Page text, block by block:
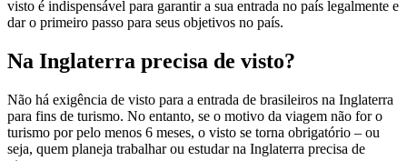
visto é indispensável para garantir a sua entrada no país legalmente e
dar o primeiro passo para seus objetivos no país.
Na Inglaterra precisa de visto?
Não há exigência de visto para a entrada de brasileiros na Inglaterra
para fins de turismo. No entanto, se o motivo da viagem não for o
turismo por pelo menos 6 meses, o visto se torna obrigatório – ou
seja, quem planeja trabalhar ou estudar na Inglaterra precisa de